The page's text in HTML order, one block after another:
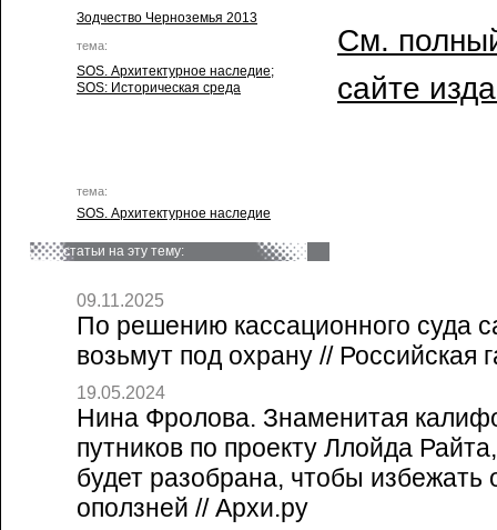
Зодчество Черноземья 2013
тема:
SOS. Архитектурное наследие;
SOS: Историческая среда
См.
сайте
тема:
SOS. Архитектурное наследие
статьи на эту тему:
09.11.2025
По решению кассационного суда
возьмут под охрану // Российская
19.05.2024
Нина Фролова. Знаменитая
путников по проекту Ллойда
будет разобрана, чтобы избежать
оползней // Архи.ру